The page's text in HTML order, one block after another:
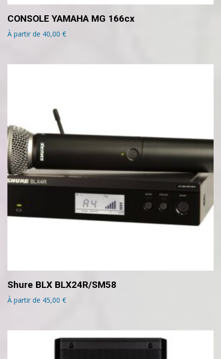
CONSOLE YAMAHA MG 166cx
À partir de 40,00 €
Shure BLX BLX24R/SM58
À partir de 45,00 €